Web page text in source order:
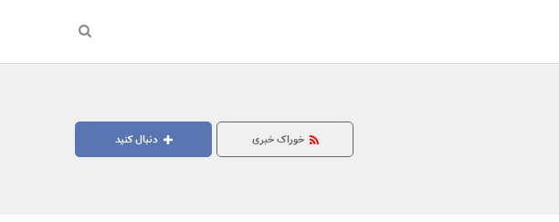
دنبال کنید خوراک خبری